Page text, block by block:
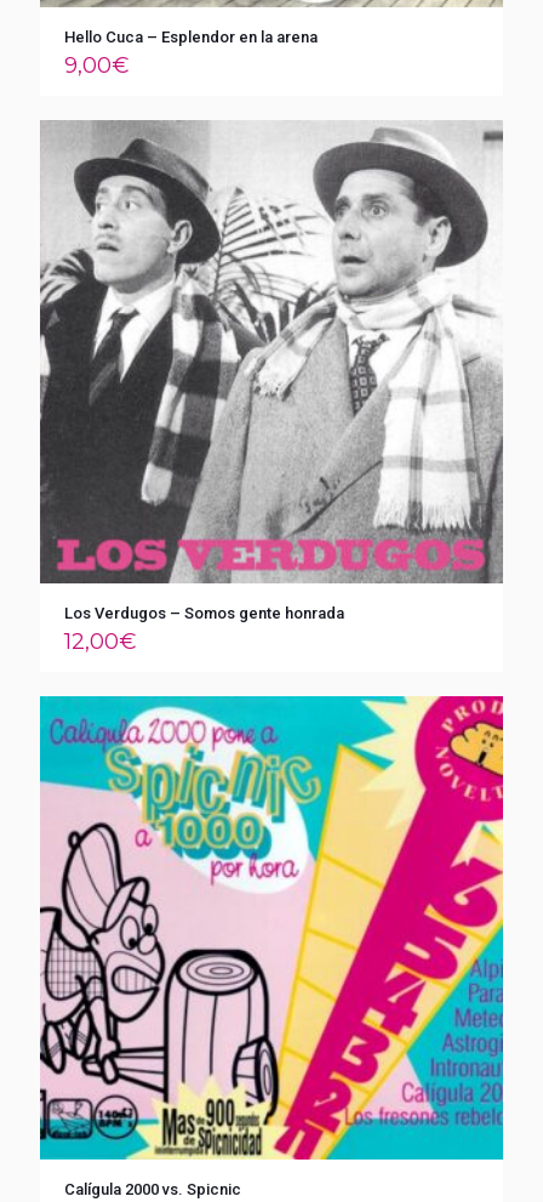
Hello Cuca – Esplendor en la arena
9,00€
Los Verdugos – Somos gente honrada
12,00€
Calígula 2000 vs. Spicnic